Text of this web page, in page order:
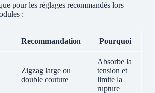
pour les réglages recommandés lors
:
Recommandation Pourquoi
Zigzag large ou
double couture
Absorbe la
tension et
limite la
rupture